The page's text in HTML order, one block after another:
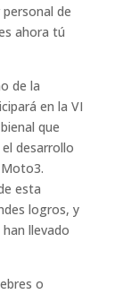
de
ahora tú
de la
en la VI
que
desarrollo
esta
logros, y
llevado
o